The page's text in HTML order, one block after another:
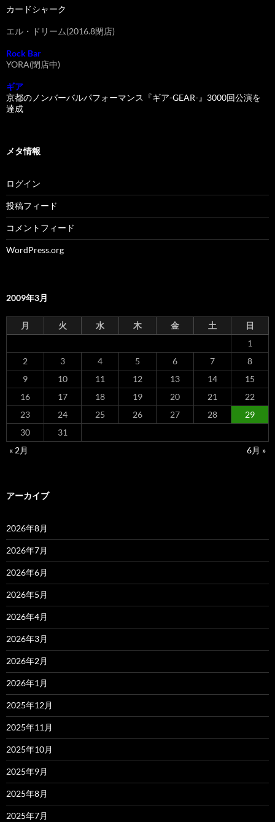
カードシャーク
エル・ドリーム(2016.8閉店)
Rock Bar
YORA(閉店中)
ギア
京都のノンバーバルパフォーマンス『ギア-GEAR-』3000回公演を
達成
メタ情報
ログイン
投稿フィード
コメントフィード
WordPress.org
2009年3月
月 火 水 木 金 土
日
1
2
3 4 5 6 7
8
9
10 11 12 13 14
15
16
17 18 19 20 21
22
23
24 25 26 27 28
29
30
31
« 2月
6月 »
アーカイブ
2026年8月
2026年7月
2026年6月
2026年5月
2026年4月
2026年3月
2026年2月
2026年1月
2025年12月
2025年11月
2025年10月
2025年9月
2025年8月
2025年7月